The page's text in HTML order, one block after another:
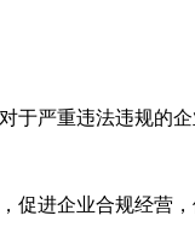
严重违法违规的企
进企业合规经营，